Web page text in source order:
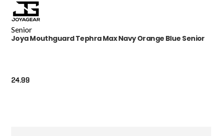
Senior
Joya Mouthguard Tephra Max Navy Orange Blue Senior
24.99